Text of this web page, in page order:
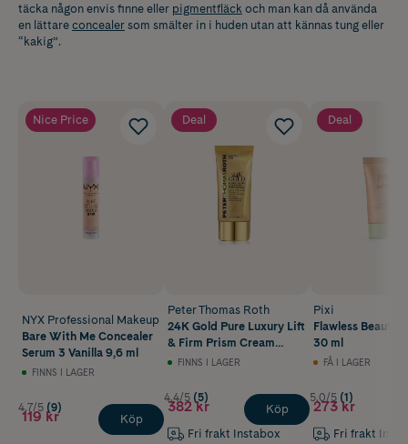
täcka någon envis finne eller pigmentfläck och man kan då använda
en lättare concealer som smälter in i huden utan att kännas tung eller
“kakig”.
Nice Price
NYX Professional Makeup
Bare With Me Concealer
Serum 3 Vanilla 9,6 ml
FINNS I LAGER
4.7/5 (9)
119 kr Köp
Deal
Peter Thomas Roth
24K Gold Pure Luxury Lift
& Firm Prism Cream
50 ml
FINNS I LAGER
4.4/5 (5)
382 kr
Fri frakt Instabox
Köp
Deal
Pixi
Flawless Beauty
30 ml
FÅ I LAGER
5.0/5 (1)
273 kr
Fri frakt